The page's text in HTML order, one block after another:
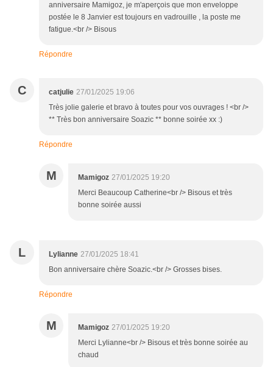
anniversaire Mamigoz, je m'aperçois que mon enveloppe
postée le 8 Janvier est toujours en vadrouille , la poste me
fatigue.<br /> Bisous
Répondre
C catjulie 27/01/2025 19:06
Très jolie galerie et bravo à toutes pour vos ouvrages ! <br />
** Très bon anniversaire Soazic ** bonne soirée xx :)
Répondre
M Mamigoz 27/01/2025 19:20
Merci Beaucoup Catherine<br /> Bisous et très
bonne soirée aussi
L Lylianne 27/01/2025 18:41
Bon anniversaire chère Soazic.<br /> Grosses bises.
Répondre
M Mamigoz 27/01/2025 19:20
Merci Lylianne<br /> Bisous et très bonne soirée au
chaud